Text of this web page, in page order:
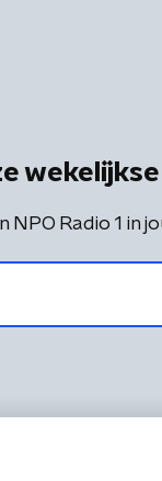
Radio 1 in